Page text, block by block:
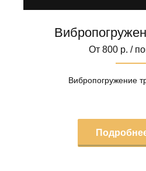
От 800 р. /
Вибропогружение